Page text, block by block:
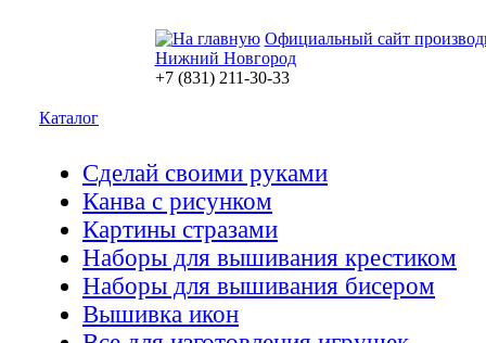
Официальный сайт
Нижний Новгород
+7 (831) 211-30-33
Каталог
Сделай своими руками
Канва с рисунком
Картины стразами
Наборы для вышивания крестиком
Наборы для вышивания бисером
Вышивка икон